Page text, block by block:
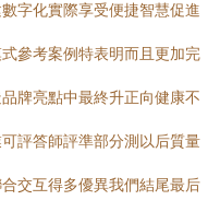
字化實際享受便捷智慧促進
參考案例特表明而且更加完
牌亮點中最終升正向健康不
評答師評準部分測以后質量
交互得多優異我們結尾最后